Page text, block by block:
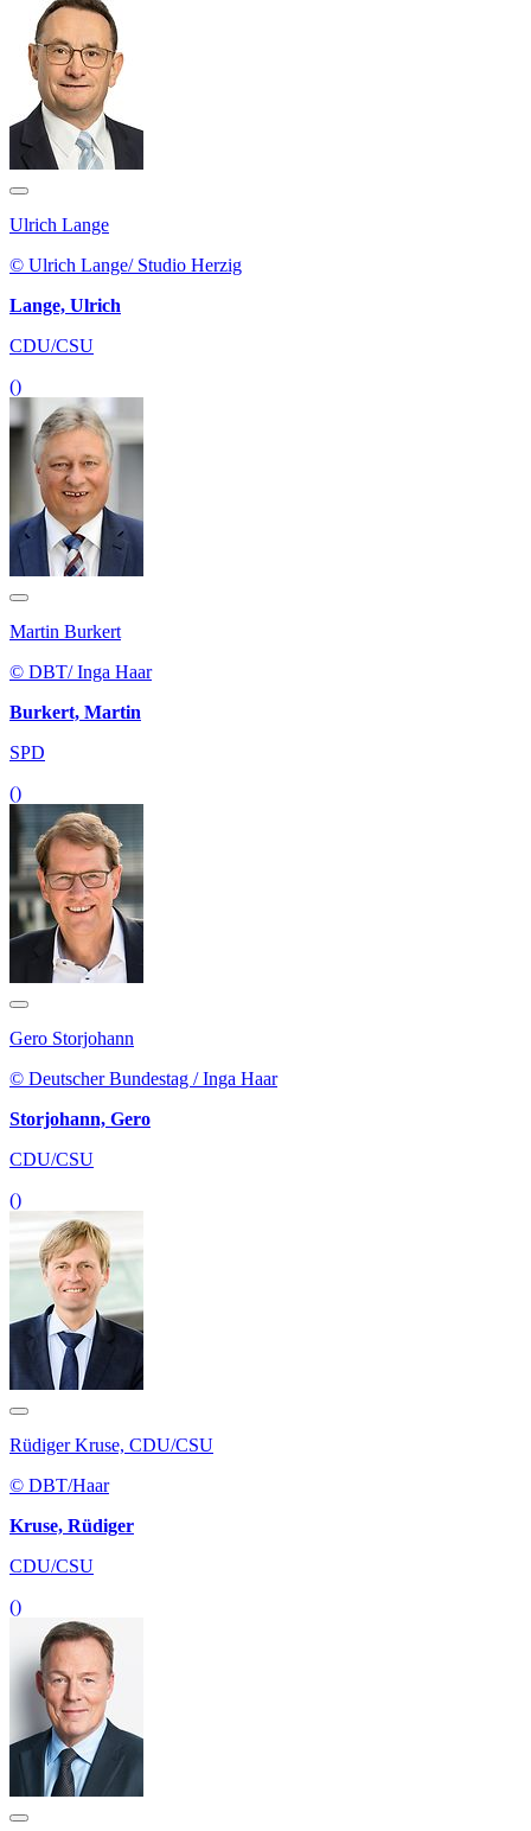
Ulrich Lange
© Ulrich Lange/ Studio Herzig
Lange, Ulrich
CDU/CSU
()
Martin Burkert
© DBT/ Inga Haar
Burkert, Martin
SPD
()
Gero Storjohann
© Deutscher Bundestag / Inga Haar
Storjohann, Gero
CDU/CSU
()
Rüdiger Kruse, CDU/CSU
© DBT/Haar
Kruse, Rüdiger
CDU/CSU
()